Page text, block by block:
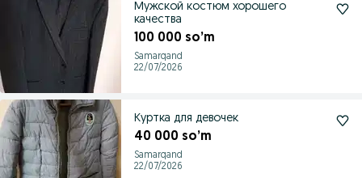
Мужской костюм хорошего
качества
100 000 so’m
Samarqand
22/07/2026
Куртка для девочек
40 000 so’m
Samarqand
22/07/2026